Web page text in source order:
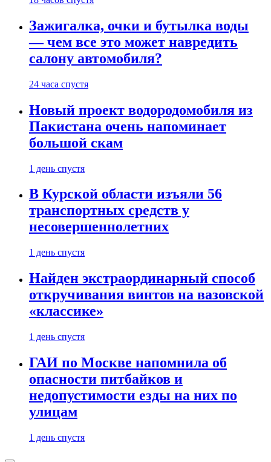
Зажигалка, очки и бутылка воды
— чем все это может навредить
салону автомобиля?
24 часа спустя
Новый проект водородомобиля из
Пакистана очень напоминает
большой скам
1 день спустя
В Курской области изъяли 56
транспортных средств у
несовершеннолетних
1 день спустя
Найден экстраординарный способ
откручивания винтов на вазовской
«классике»
1 день спустя
ГАИ по Москве напомнила об
опасности питбайков и
недопустимости езды на них по
улицам
1 день спустя